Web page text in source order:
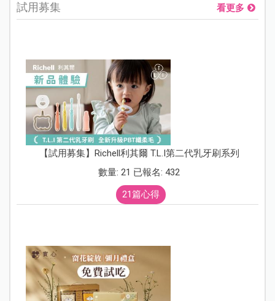
試用募集 看更多
【試用募集】Richell利其爾 T.L.I第二代乳牙刷系列
數量: 21 已報名: 432
21篇心得